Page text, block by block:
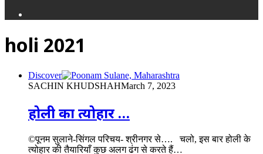
holi 2021
Discover
SACHIN KHUDSHAHMarch 7, 2023
होली का त्योहार …
©पूनम सुलाने-सिंगल परिचय- श्रीनगर से…. चलो, इस बार होली के
त्योहार की तैयारियाँ कुछ अलग ढंग से करते हैं…